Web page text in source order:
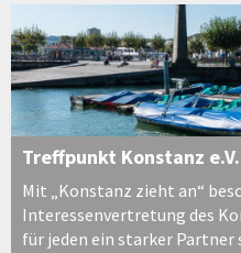
Treffpunkt Konstanz e.V.
Mit „Konstanz zieht an“
Interessenvertretung des
für jeden ein starker Partner